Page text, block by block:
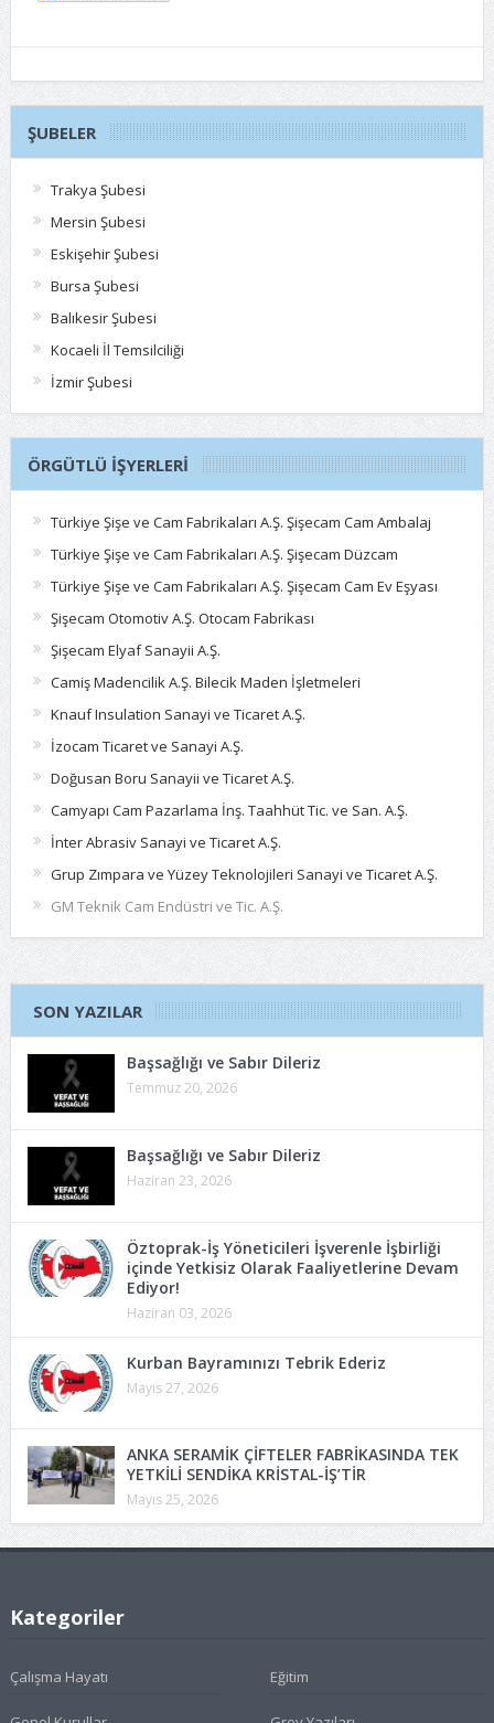
ŞUBELER
Trakya Şubesi
Mersin Şubesi
Eskişehir Şubesi
Bursa Şubesi
Balıkesir Şubesi
Kocaeli İl Temsilciliği
İzmir Şubesi
ÖRGÜTLÜ İŞYERLERI
Türkiye Şişe ve Cam Fabrikaları A.Ş. Şişecam Cam Ambalaj
Türkiye Şişe ve Cam Fabrikaları A.Ş. Şişecam Düzcam
Türkiye Şişe ve Cam Fabrikaları A.Ş. Şişecam Cam Ev Eşyası
Şişecam Otomotiv A.Ş. Otocam Fabrikası
Şişecam Elyaf Sanayii A.Ş.
Camiş Madencilik A.Ş. Bilecik Maden İşletmeleri
Knauf Insulation Sanayi ve Ticaret A.Ş.
İzocam Ticaret ve Sanayi A.Ş.
Doğusan Boru Sanayii ve Ticaret A.Ş.
Camyapı Cam Pazarlama İnş. Taahhüt Tic. ve San. A.Ş.
İnter Abrasiv Sanayi ve Ticaret A.Ş.
Grup Zımpara ve Yüzey Teknolojileri Sanayi ve Ticaret A.Ş.
GM Teknik Cam Endüstri ve Tic. A.Ş.
SON YAZILAR
Başsağlığı ve Sabır Dileriz
Temmuz 20, 2026
Başsağlığı ve Sabır Dileriz
Haziran 23, 2026
Öztoprak-İş Yöneticileri İşverenle İşbirliği
içinde Yetkisiz Olarak Faaliyetlerine Devam
Ediyor!
Haziran 03, 2026
Kurban Bayramınızı Tebrik Ederiz
Mayıs 27, 2026
ANKA SERAMİK ÇİFTELER FABRİKASINDA TEK
YETKİLİ SENDİKA KRİSTAL-İŞ’TİR
Mayıs 25, 2026
Kategoriler
Çalışma Hayatı Eğitim